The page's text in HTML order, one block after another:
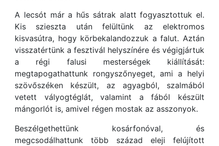
A lecsót már a hűs sátrak alatt fogyasztottuk el.
Kis szieszta után felültünk az elektromos
kisvasútra, hogy körbekalandozzuk a falut. Aztán
visszatértünk a fesztivál helyszínére és végigjártuk
a régi falusi mesterségek kiállítását:
megtapogathattunk rongyszőnyeget, ami a helyi
szövőszéken készült, az agyagból, szalmából
vetett vályogtéglát, valamint a fából készült
mángorlót is, amivel régen mostak az asszonyok.
Beszélgethettünk kosárfonóval, és
megcsodálhattunk több század eleji felújított